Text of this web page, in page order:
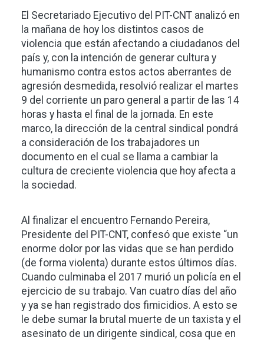
El Secretariado Ejecutivo del PIT-CNT analizó en
la mañana de hoy los distintos casos de
violencia que están afectando a ciudadanos del
país y, con la intención de generar cultura y
humanismo contra estos actos aberrantes de
agresión desmedida, resolvió realizar el martes
9 del corriente un paro general a partir de las 14
horas y hasta el final de la jornada. En este
marco, la dirección de la central sindical pondrá
a consideración de los trabajadores un
documento en el cual se llama a cambiar la
cultura de creciente violencia que hoy afecta a
la sociedad.
Al finalizar el encuentro Fernando Pereira,
Presidente del PIT-CNT, confesó que existe “un
enorme dolor por las vidas que se han perdido
(de forma violenta) durante estos últimos días.
Cuando culminaba el 2017 murió un policía en el
ejercicio de su trabajo. Van cuatro días del año
y ya se han registrado dos fimicidios. A esto se
le debe sumar la brutal muerte de un taxista y el
asesinato de un dirigente sindical, cosa que en